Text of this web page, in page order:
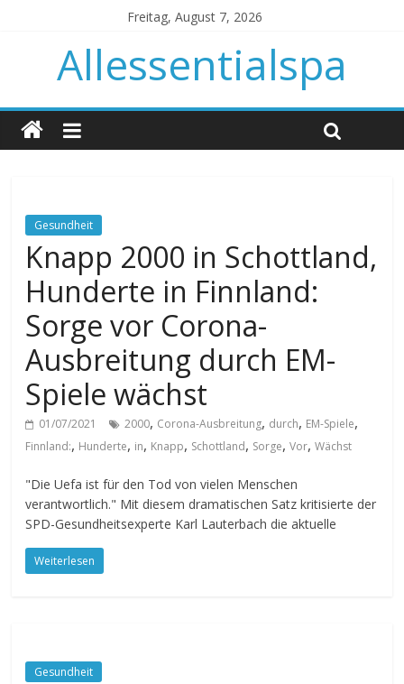
Freitag, August 7, 2026
Allessentialspa
Gesundheit
Knapp 2000 in Schottland,
Hunderte in Finnland:
Sorge vor Corona-
Ausbreitung durch EM-
Spiele wächst
01/07/2021 2000, Corona-Ausbreitung, durch, EM-Spiele,
Finnland:, Hunderte, in, Knapp, Schottland, Sorge,Vor,Wächst
"Die Uefa ist für den Tod von vielen Menschen
verantwortlich." Mit diesem dramatischen Satz kritisierte der
SPD-Gesundheitsexperte Karl Lauterbach die aktuelle
Weiterlesen
Gesundheit